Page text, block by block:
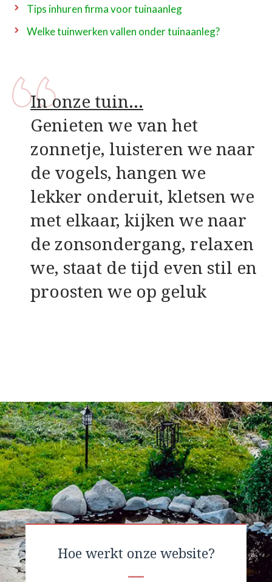
Tips inhuren firma voor tuinaanleg
Welke tuinwerken vallen onder tuinaanleg?
In onze tuin…
Genieten we van het
zonnetje, luisteren we naar
de vogels, hangen we
lekker onderuit, kletsen we
met elkaar, kijken we naar
de zonsondergang, relaxen
we, staat de tijd even stil en
proosten we op geluk
Hoe werkt onze website?